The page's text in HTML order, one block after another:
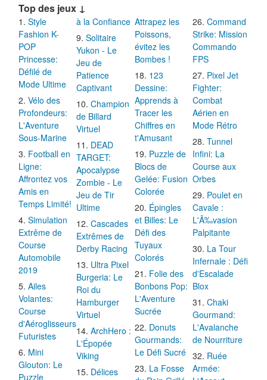
Top des jeux ↓
Style
Fashion K-
POP
Princesse:
Défilé de
Mode Ultime
Vélo des
Profondeurs:
L'Aventure
Sous-Marine
Football en
Ligne:
Affrontez vos
Amis en
Temps Limité!
Simulation
Extrême de
Course
Automobile
2019
Ailes
Volantes:
Course
d'Aéroglisseurs
Futuristes
Mini
Glouton: Le
Puzzle
à la Confiance
Solitaire
Yukon - Le
Jeu de
Patience
Captivant
Champion
de Billard
Virtuel
DEAD
TARGET:
Apocalypse
Zombie - Le
Jeu de Tir
Ultime
Cascades
Extrêmes de
Derby Racing
Ultra Pixel
Burgeria: Le
Roi du
Hamburger
Virtuel
ArchHero :
L'Épopée
Viking
Délices
Attrapez les
Poissons,
évitez les
Bombes !
123
Dessine:
Apprends à
Tracer les
Chiffres en
t'Amusant
Puzzle de
Blocs de
Gelée: Fusion
Colorée
Épingles
et Billes: Le
Défi des
Tuyaux
Colorés
Folie des
Bonbons Pop:
L'Aventure
Sucrée
Donuts
Gourmands:
Le Défi Sucré
La Fosse
Command
Strike: Mission
Commando
FPS
Pixel Jet
Fighter:
Combat
Aérien en
Mode Rétro
Tunnel
Infini: La
Course aux
Orbes
Poulet en
Cavale :
L'Ã‰vasion
Palpitante
La Tour
Infernale : Défi
d'Escalade
Blox
Chaki
Gourmand:
L'Avalanche
de Nourriture
Ruée
Armée: